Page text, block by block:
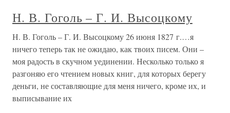
Н. В. Гоголь – Г. И. Высоцкому
Н. В. Гоголь – Г. И. Высоцкому 26 июня 1827 г.…я
ничего теперь так не ожидаю, как твоих писем. Они –
моя радость в скучном уединении. Несколько только я
разгоняю его чтением новых книг, для которых берегу
деньги, не составляющие для меня ничего, кроме их, и
выписывание их